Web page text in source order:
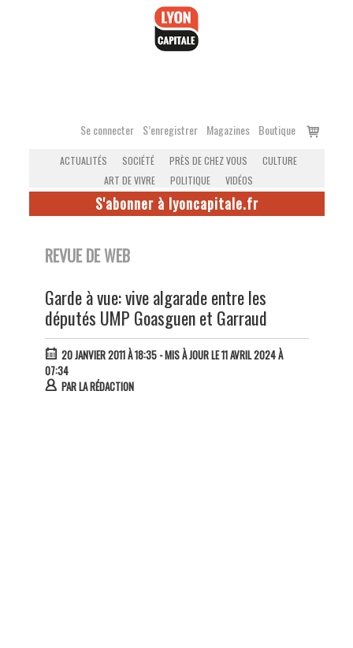
Se connecter S’enregistrer Magazines Boutique
Voir
ACTUALITÉS SOCIÉTÉ PRÈS DE CHEZ VOUS
CULTURE
ART DE VIVRE
POLITIQUE VIDÉOS
S'abonner à lyoncapitale.fr
REVUE DE WEB
Garde à vue: vive algarade entre les
députés UMP Goasguen et Garraud
20 JANVIER 2011 À 18:35- MIS À JOUR LE 11 AVRIL 2024 À
07:34
PARLA RÉDACTION